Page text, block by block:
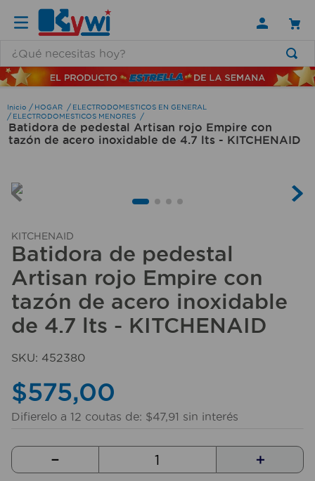
HOGAR
ELECTRODOMESTICOS EN GENERAL
ELECTRODOMESTICOS MENORES
Batidora de pedestal Artisan rojo Empire con
tazón de acero inoxidable de 4.7 lts - KITCHENAID
KITCHENAID
Batidora de pedestal
Artisan rojo Empire con
tazón de acero inoxidable
de 4.7 lts - KITCHENAID
SKU: 452380
$575,00
Difierelo a 12 coutas de: $47,91 sin interés
＋
－
TÉRMINOS MÁS BUSCADOS
1 .
lamparas
2.
ducha
5.
7.
cerradura
8.
aspiradora
9.
fregadero
10 . taladro